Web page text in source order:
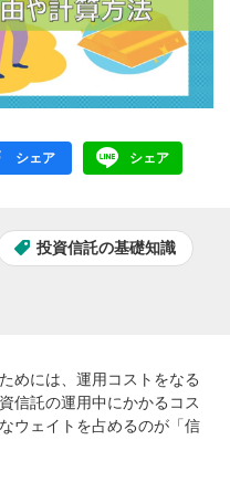
facebook
シェア LINE
シェア
投資信託の基礎知識
めには、運用コストをなる
信託の運用中にかかるコス
ウェイトを占めるのが「信